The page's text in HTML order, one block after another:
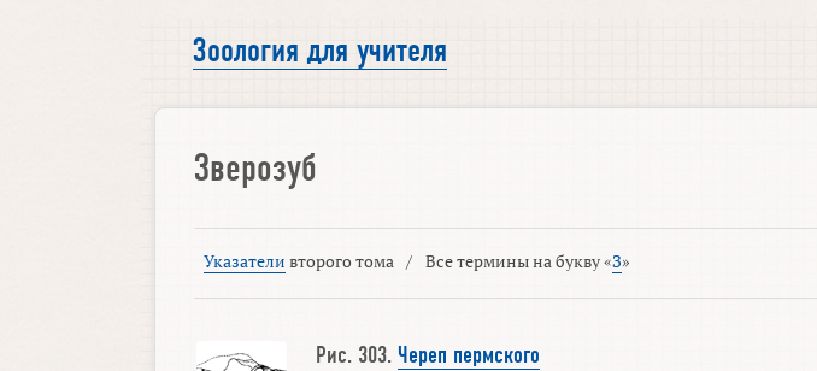
Зоология для учителя
Зверозуб
Указатели второго тома / Все термины на букву «З»
Рис. 303. Череп пермского